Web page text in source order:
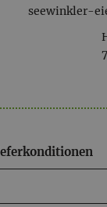
seewinkler-